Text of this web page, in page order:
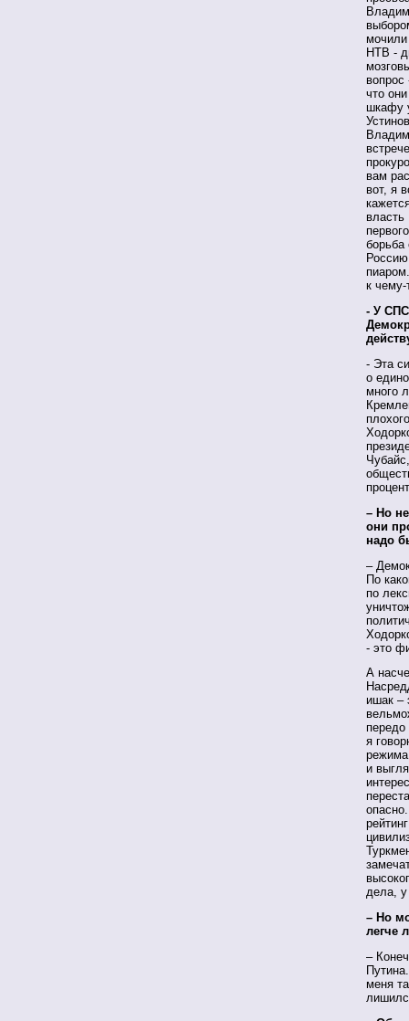
НТВ -
что
шкафу
вам
вот, я
борьба
к чему-
- У СПС
- Эта
о
много
– Но
они
надо
–
По
по
- это
А
ишак –
передо
я
и
дела, у
– Но
легче
–
меня